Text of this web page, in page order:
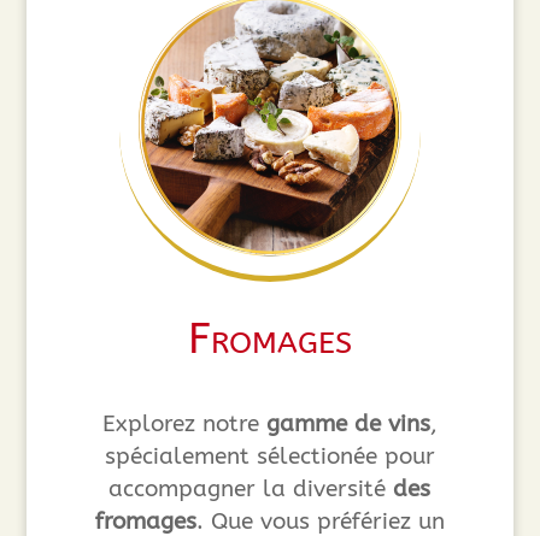
Fromages
Explorez notre gamme de vins,
spécialement sélectionée pour
accompagner la diversité des
fromages. Que vous préfériez un